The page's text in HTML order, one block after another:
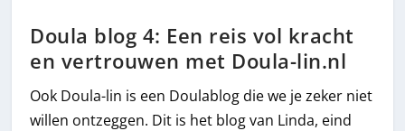
Doula blog 4: Een reis vol kracht
en vertrouwen met Doula-lin.nl
Ook Doula-lin is een Doulablog die we je zeker niet
willen ontzeggen. Dit is het blog van Linda, eind